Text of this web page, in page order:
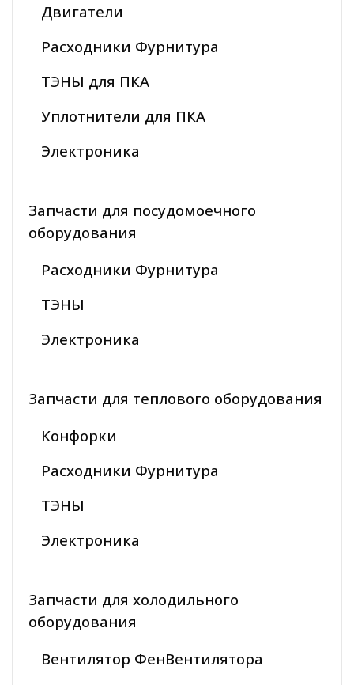
Двигатели
Расходники Фурнитура
ТЭНЫ для ПКА
Уплотнители для ПКА
Электроника
Запчасти для посудомоечного
оборудования
Расходники Фурнитура
ТЭНЫ
Электроника
Запчасти для теплового оборудования
Конфорки
Расходники Фурнитура
ТЭНЫ
Электроника
Запчасти для холодильного
оборудования
Вентилятор ФенВентилятора